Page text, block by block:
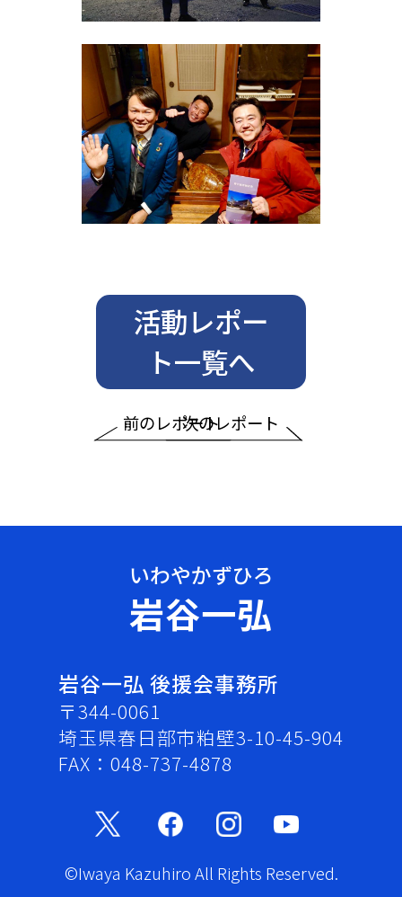
前のレポート
活動レポー
ト一覧へ
次のレポート
岩谷一弘
岩谷一弘 後援会事務所
〒344-0061
埼玉県春日部市粕壁3-10-45-904
FAX：048-737-4878
©Iwaya Kazuhiro All Rights Reserved.